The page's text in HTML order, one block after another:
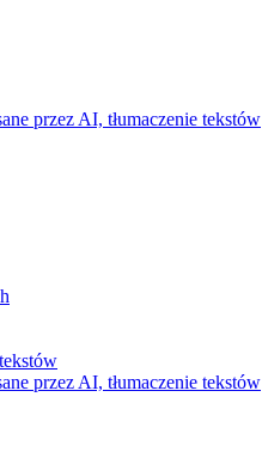
przez AI, tłumaczenie tekstów
przez AI, tłumaczenie tekstów